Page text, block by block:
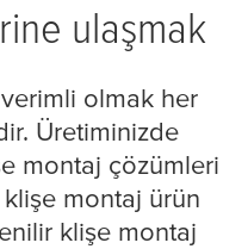
ulaşmak
olmak her
Üretiminizde
montaj çözümleri
klişe montaj ürün
klişe montaj